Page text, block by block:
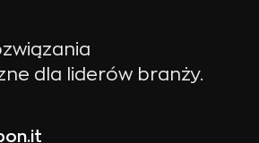
dla liderów branży.